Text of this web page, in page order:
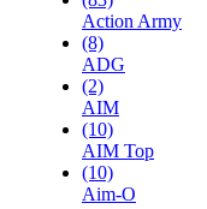
Action Army
(8)
ADG
(2)
AIM
(10)
AIM Top
(10)
Aim-O